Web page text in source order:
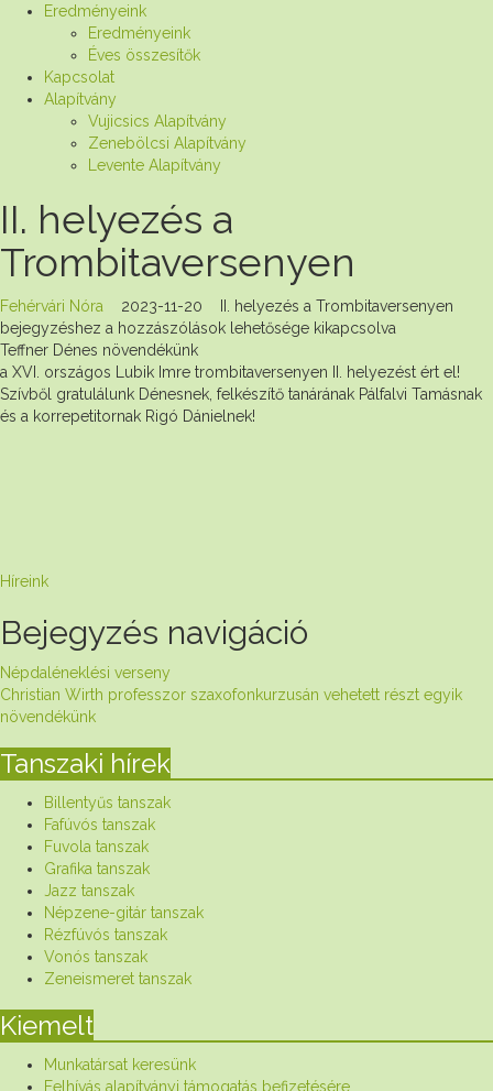
Eredményeink
Eredményeink
Éves összesítők
Kapcsolat
Alapítvány
Vujicsics Alapítvány
Zenebölcsi Alapítvány
Levente Alapítvány
II. helyezés a
Trombitaversenyen
Fehérvári Nóra 2023-11-20
II. helyezés a Trombitaversenyen
bejegyzéshez a hozzászólások lehetősége kikapcsolva
Teffner Dénes növendékünk
a XVI. országos Lubik Imre trombitaversenyen II. helyezést ért el!
Szívből gratulálunk Dénesnek, felkészítő tanárának Pálfalvi Tamásnak
és a korrepetitornak Rigó Dánielnek!
Híreink
Bejegyzés navigáció
Népdaléneklési verseny
Christian Wirth professzor szaxofonkurzusán vehetett részt egyik
növendékünk
Tanszaki hírek
Billentyűs tanszak
Fafúvós tanszak
Fuvola tanszak
Grafika tanszak
Jazz tanszak
Népzene-gitár tanszak
Rézfúvós tanszak
Vonós tanszak
Zeneismeret tanszak
Kiemelt
Munkatársat keresünk
Felhívás alapítványi támogatás befizetésére